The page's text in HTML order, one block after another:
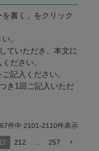
書く」をクリック
。
ていただき、本文に
ださい。
記入ください。
き1回ご記入いただ
件中 2101-2110件表示
212 257